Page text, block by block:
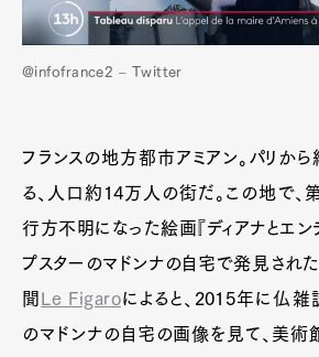
@infofrance2 – Twitter
フランスの地方都市アミアン。パリか
る、人口約14万人の街だ。この地で
行方不明になった絵画『ディアナとエン
プスターのマドンナの自宅で発見され
聞 Le Figaroによると、2015年に仏
のマドンナの自宅の画像を見て、美